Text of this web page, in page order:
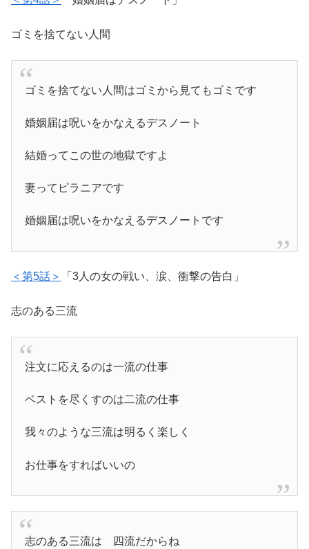
ゴミを捨てない人間
ゴミを捨てない人間はゴミから見てもゴミです
婚姻届は呪いをかなえるデスノート
結婚ってこの世の地獄ですよ
妻ってピラニアです
婚姻届は呪いをかなえるデスノートです
＜第5話＞ 「3人の女の戦い、涙、衝撃の告白」
志のある三流
注文に応えるのは一流の仕事
ベストを尽くすのは二流の仕事
我々のような三流は明るく楽しく
お仕事をすればいいの
志のある三流は 四流だからね